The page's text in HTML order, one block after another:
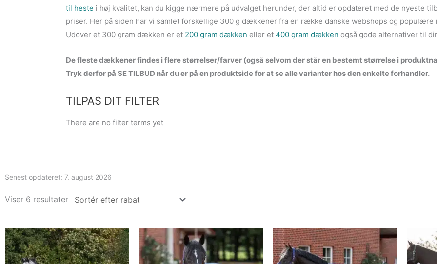
til heste i høj kvalitet, kan du kigge nærmere på udvalget herunder, der altid er opdateret med de nyeste
priser. Her på siden har vi samlet forskellige 300 g dækkener fra en række danske webshops og populære
Udover et 300 gram dækken er et 200 gram dækken eller et 400 gram dækken også gode alternativer til
De fleste dækkener findes i flere størrelser/farver (også selvom der står en bestemt størrelse i
Tryk derfor på SE TILBUD når du er på en produktside for at se alle varianter hos den enkelte forhandler.
TILPAS DIT FILTER
There are no filter terms yet
Senest opdateret: 7. august 2026
Viser 6 resultater